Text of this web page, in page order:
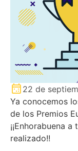
22 de
Ya conocemos
de los Premios
¡¡Enhorabuena
realizado!!